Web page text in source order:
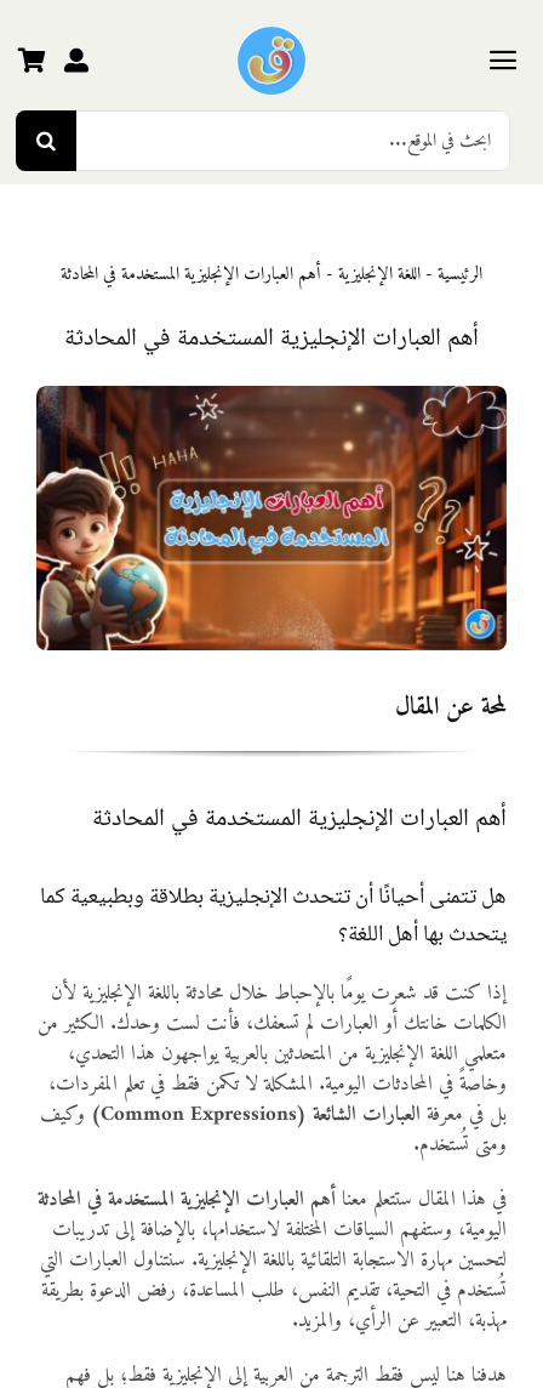
content
Toggle
Navigation
الرئيسية
المرحلة الأولى
المرحلة الثانية
المرحلة الثالثة
المواد
أنواع الموارد
الألعاب التفاعلية
Search
for:
الرئيسية-اللغة الإنجليزية-أهم العبارات الإنجليزية المستخدمة في المحادثة
أهم العبارات الإنجليزية المستخدمة في المحادثة
لمحة عن المقال
أهم العبارات الإنجليزية المستخدمة في المحادثة
هل تتمنى أحيانًا أن تتحدث الإنجليزية بطلاقة وبطبيعية كما
يتحدث بها أهل اللغة؟
إذا كنت قد شعرت يومًا بالإحباط خلال محادثة باللغة الإنجليزية لأن
الكلمات خانتك أو العبارات لم تسعفك، فأنت لست وحدك. الكثير من
متعلمي اللغة الإنجليزية من المتحدثين بالعربية يواجهون هذا التحدي،
وخاصةً في المحادثات اليومية. المشكلة لا تكمن فقط في تعلم المفردات،
بل في معرفة العبارات الشائعة (Common Expressions)
وكيف
ومتى تُستخدم.
في هذا المقال ستتعلم معناأهم العبارات الإنجليزية المستخدمة في المحادثة
اليومية، وستفهم السياقات المختلفة لاستخدامها، بالإضافة إلى تدريبات
لتحسين مهارة الاستجابة التلقائية باللغة الإنجليزية. سنتناول العبارات التي
تُستخدم في التحية، تقديم النفس، طلب المساعدة، رفض الدعوة بطريقة
مهذبة، التعبير عن الرأي، والمزيد.
هدفنا هنا ليس فقط الترجمة من العربية إلى الإنجليزية فقط؛ بل فهم